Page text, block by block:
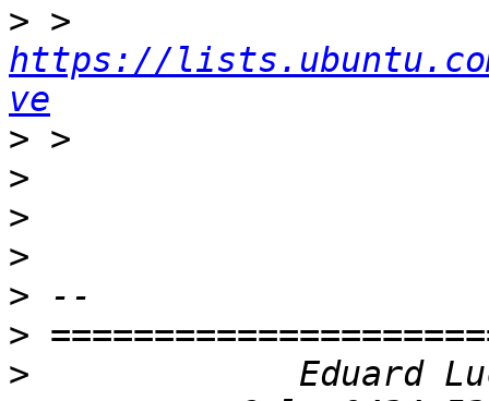
>
https://
ve
>
>
>
>
>
>
>